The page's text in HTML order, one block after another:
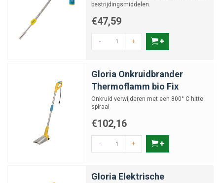
bestrijdingsmiddelen.
€47,59
- +
Gloria Onkruidbrander
Thermoflamm bio Fix
Onkruid verwijderen met een 800° C hitte
spiraal
€102,16
- +
Gloria Elektrische